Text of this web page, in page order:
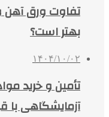
تفاوت ورق آهن
بهتر است؟
۱۴۰۴/۱۰/۰۲
تأمین و خرید
آزمایشگاهی با